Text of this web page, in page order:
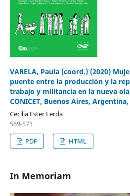
VARELA, Paula (coord.) (2020)
puente entre la producción y la
trabajo y militancia en la nueva
CONICET, Buenos Aires,
Cecilia Ester Lerda
569-573
PDF
HTML
In Memoriam